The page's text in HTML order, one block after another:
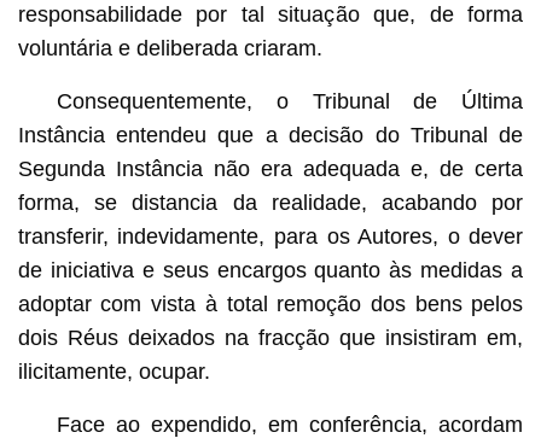
responsabilidade por tal situação que, de forma
voluntária e deliberada criaram.
Consequentemente, o Tribunal de Última
Instância entendeu que a decisão do Tribunal de
Segunda Instância não era adequada e, de certa
forma, se distancia da realidade, acabando por
transferir, indevidamente, para os Autores, o dever
de iniciativa e seus encargos quanto às medidas a
adoptar com vista à total remoção dos bens pelos
dois Réus deixados na fracção que insistiram em,
ilicitamente, ocupar.
Face ao expendido, em conferência, acordam